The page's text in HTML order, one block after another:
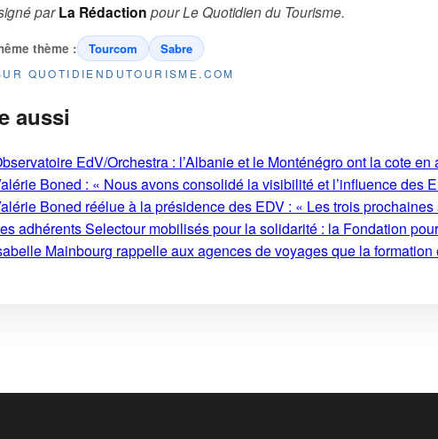
parLa Rédaction pourLe Quotidien du Tourisme.
thème : Tourcom Sabre
QUOTIDIENDUTOURISME.COM
aussi
EdV/Orchestra : l’Albanie et le Monténégro ont la cote en
Boned : « Nous avons consolidé la visibilité et l’influence des
Boned réélue à la présidence des EDV : « Les trois
adhérents Selectour mobilisés pour la solidarité : la Fondation
Mainbourg rappelle aux agences de voyages que la